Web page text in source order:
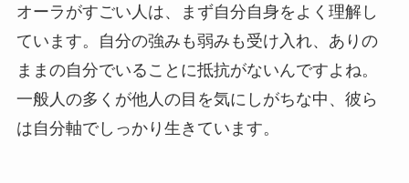
オーラがすごい人は、まず自分自身をよく理解し
ています。自分の強みも弱みも受け入れ、ありの
ままの自分でいることに抵抗がないんですよね。
一般人の多くが他人の目を気にしがちな中、彼ら
は自分軸でしっかり生きています。